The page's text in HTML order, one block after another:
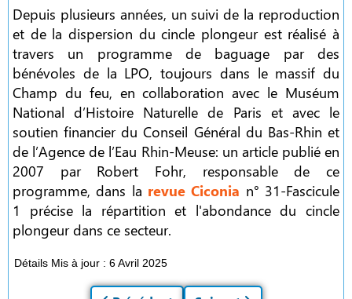
Depuis plusieurs années, un suivi de la reproduction
et de la dispersion du cincle plongeur est réalisé à
travers un programme de baguage par des
bénévoles de la LPO, toujours dans le massif du
Champ du feu, en collaboration avec le Muséum
National d’Histoire Naturelle de Paris et avec le
soutien financier du Conseil Général du Bas-Rhin et
de l’Agence de l’Eau Rhin-Meuse: un article publié en
2007 par Robert Fohr, responsable de ce
programme, dans la revue Ciconia n° 31-Fascicule
1 précise la répartition et l'abondance du cincle
plongeur dans ce secteur.
Détails Mis à jour : 6 Avril 2025